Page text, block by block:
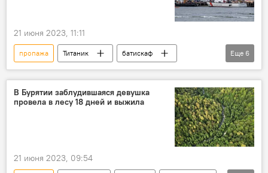
21 июня 2023, 11:11
пропажа Титаник
батискаф
кораблекрушение
субмарина
миллиард
океан
глубина
поисковые работы
Еще 6
В Бурятии заблудившаяся девушка
провела в лесу 18 дней и выжила
21 июня 2023, 09:54